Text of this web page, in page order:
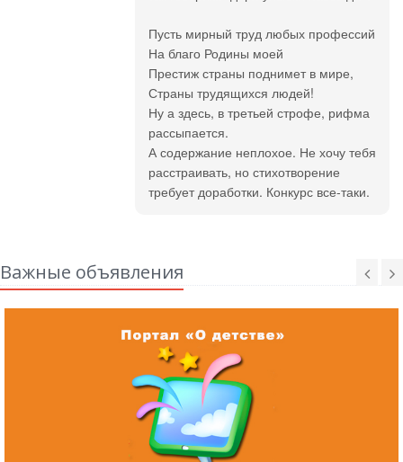
Пусть мирный труд любых профессий
На благо Родины моей
Престиж страны поднимет в мире,
Страны трудящихся людей!
Ну а здесь, в третьей строфе, рифма
рассыпается.
А содержание неплохое. Не хочу тебя
расстраивать, но стихотворение
требует доработки. Конкурс все-таки.
Важные объявления